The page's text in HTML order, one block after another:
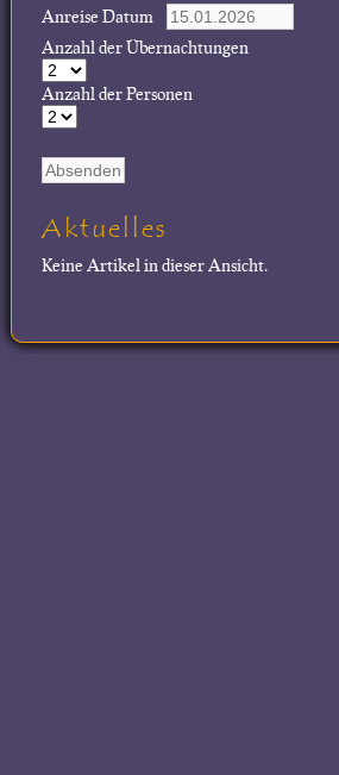
Anreise Datum
Anzahl der Übernachtungen
Anzahl der Personen
Aktuelles
Keine Artikel in dieser Ansicht.